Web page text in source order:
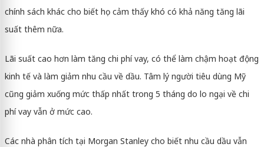
chính sách khác cho biết họ cảm thấy khó có khả năng tăng lãi
suất thêm nữa.
Lãi suất cao hơn làm tăng chi phí vay, có thể làm chậm hoạt động
kinh tế và làm giảm nhu cầu về dầu. Tâm lý người tiêu dùng Mỹ
cũng giảm xuống mức thấp nhất trong 5 tháng do lo ngại về chi
phí vay vẫn ở mức cao.
Các nhà phân tích tại Morgan Stanley cho biết nhu cầu dầu vẫn